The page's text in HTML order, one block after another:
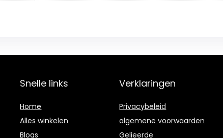
Snelle links
Home
Alles winkelen
Blogs
Verklaringen
Privacybeleid
algemene voorwaarden
Gelieerde